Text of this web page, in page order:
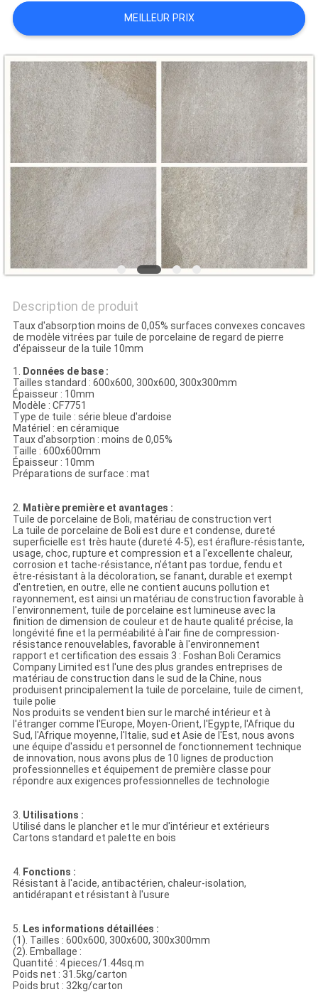
CONTACTER
DEMANDEZ
UN DEVIS
PLAN
DU
SITE
POLITIQUE
DE
CONFIDENTIALITÉ
MEILLEUR PRIX
Description de produit
Taux d'absorption moins de 0,05% surfaces convexes concaves
de modèle vitrées par tuile de porcelaine de regard de pierre
d'épaisseur de la tuile 10mm
1. Données de base :
Tailles standard : 600x600, 300x600, 300x300mm
Épaisseur : 10mm
Modèle : CF7751
Type de tuile : série bleue d'ardoise
Matériel : en céramique
Taux d'absorption : moins de 0,05%
Taille : 600x600mm
Épaisseur : 10mm
Préparations de surface : mat
2. Matière première et avantages :
Tuile de porcelaine de Boli, matériau de construction vert
La tuile de porcelaine de Boli est dure et condense, dureté
superficielle est très haute (dureté 4-5), est éraflure-résistante,
usage, choc, rupture et compression et a l'excellente chaleur,
corrosion et tache-résistance, n'étant pas tordue, fendu et
être-résistant à la décoloration, se fanant, durable et exempt
d'entretien, en outre, elle ne contient aucuns pollution et
rayonnement, est ainsi un matériau de construction favorable à
l'environnement, tuile de porcelaine est lumineuse avec la
finition de dimension de couleur et de haute qualité précise, la
longévité fine et la perméabilité à l'air fine de compression-
résistance renouvelables, favorable à l'environnement
rapport et certification des essais 3 : Foshan Boli Ceramics
Company Limited est l'une des plus grandes entreprises de
matériau de construction dans le sud de la Chine, nous
produisent principalement la tuile de porcelaine, tuile de ciment,
tuile polie
Nos produits se vendent bien sur le marché intérieur et à
l'étranger comme l'Europe, Moyen-Orient, l'Egypte, l'Afrique du
Sud, l'Afrique moyenne, l'Italie, sud et Asie de l'Est, nous avons
une équipe d'assidu et personnel de fonctionnement technique
de innovation, nous avons plus de 10 lignes de production
professionnelles et équipement de première classe pour
répondre aux exigences professionnelles de technologie
3. Utilisations :
Utilisé dans le plancher et le mur d'intérieur et extérieurs
Cartons standard et palette en bois
4. Fonctions :
Résistant à l'acide, antibactérien, chaleur-isolation,
antidérapant et résistant à l'usure
5. Les informations détaillées :
(1). Tailles : 600x600, 300x600, 300x300mm
(2). Emballage :
Quantité : 4 pieces/1.44sq.m
Poids net : 31.5kg/carton
Poids brut : 32kg/carton